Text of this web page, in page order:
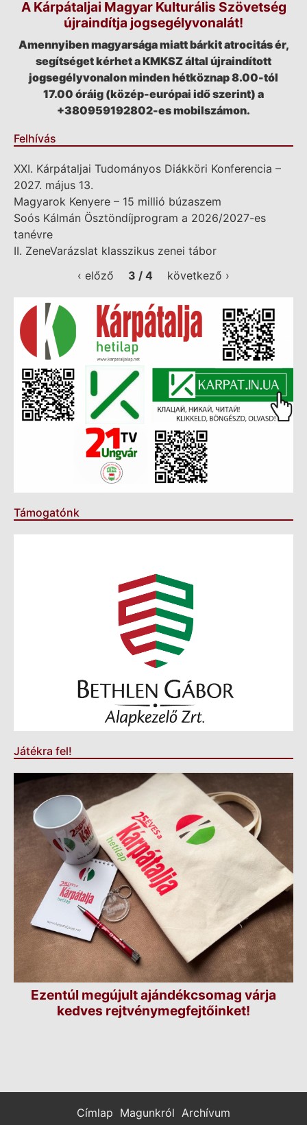
A Kárpátaljai Magyar Kulturális Szövetség
újraindítja jogsegélyvonalát!
Amennyiben magyarsága miatt bárkit atrocitás ér,
segítséget kérhet a KMKSZ által újraindított
jogsegélyvonalon minden hétköznap 8.00-tól
17.00 óráig (közép-európai idő szerint) a
+380959192802-es mobilszámon.
Felhívás
XXI. Kárpátaljai Tudományos Diákköri Konferencia –
2027. május 13.
Magyarok Kenyere – 15 millió búzaszem
Soós Kálmán Ösztöndíjprogram a 2026/2027-es
tanévre
II. ZeneVarázslat klasszikus zenei tábor
‹ előző
3 / 4 következő ›
Támogatónk
Játékra fel!
Ezentúl megújult ajándékcsomag várja
kedves rejtvénymegfejtőinket!
Címlap Magunkról Archívum